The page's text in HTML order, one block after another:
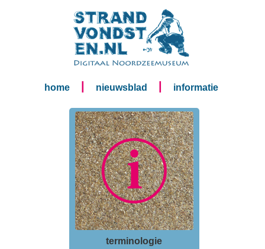
home nieuwsblad informatie
terminologie